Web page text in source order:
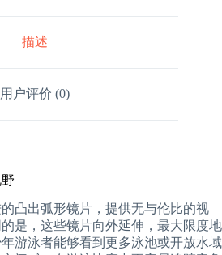
描述
用户评价 (0)
凸出弧形镜片，提供无与伦比的视
是，这些镜片向外延伸，最大限度地
游泳者能够看到更多泳池或开放水域